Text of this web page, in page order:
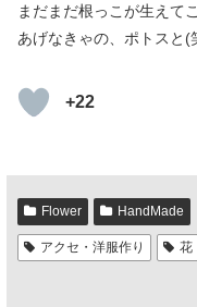
まだまだ根っこが生えて
あげなきゃの、ポトスと(
+22
Flower HandMade
アクセ・洋服作り 花